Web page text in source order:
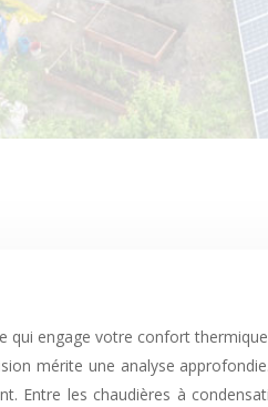
engage votre confort
mérite une analyse
Entre les chaudières à